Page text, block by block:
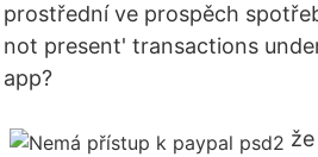
prostřední ve prospěch
not present' transactions
app?